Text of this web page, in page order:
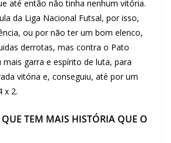
até então não tinha nenhum vitória.
da Liga Nacional Futsal, por isso,
ou por não ter um bom elenco,
derrotas, mas contra o Pato
garra e espírito de luta, para
vitória e, conseguiu, até por um
x 2.
TEM MAIS HISTÓRIA QUE O